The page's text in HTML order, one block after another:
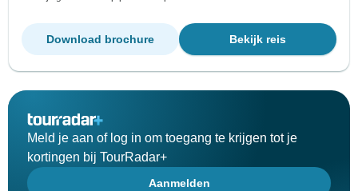
Bekijk reis
Download brochure
Meld je aan of log in om toegang te krijgen tot je
kortingen bij TourRadar+
Aanmelden